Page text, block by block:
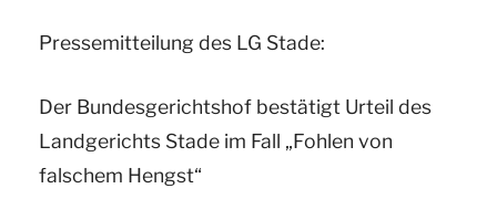
Pressemitteilung des LG Stade:
Der Bundesgerichtshof bestätigt Urteil des
Landgerichts Stade im Fall „Fohlen von
falschem Hengst“